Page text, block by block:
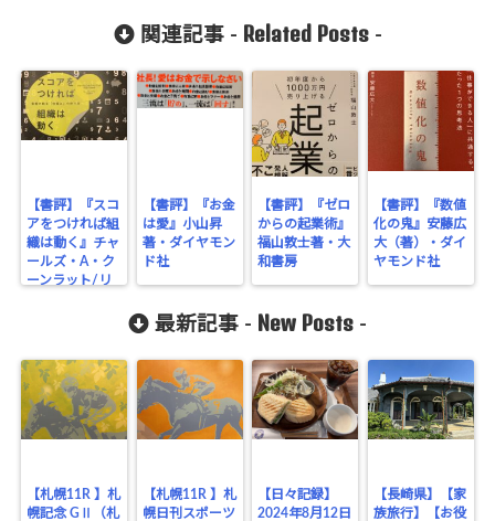
関連記事 - Related Posts-
【書評】『スコ
アをつければ組
織は動く』チャ
ールズ・A・ク
ーンラット/リ
【書評】『お金
は愛』小山昇
著・ダイヤモン
ド社
【書評】『ゼロ
からの起業術』
福山敦士著・大
和書房
【書評】『数値
化の鬼』安藤広
大（著）・ダイ
ヤモンド社
最新記事 - New Posts -
【札幌11R 】札
幌記念 GⅡ（札
【札幌11R 】札
幌日刊スポーツ
【日々記録】
2024年8月12日
【長崎県】【家
族旅行】【お役